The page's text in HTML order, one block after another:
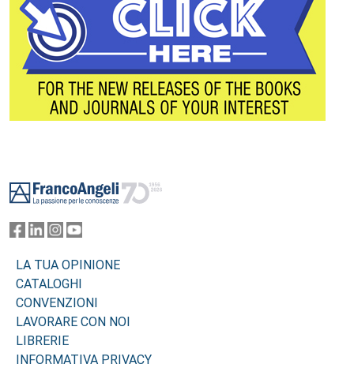
LA TUA OPINIONE
CATALOGHI
CONVENZIONI
LAVORARE CON NOI
LIBRERIE
INFORMATIVA PRIVACY